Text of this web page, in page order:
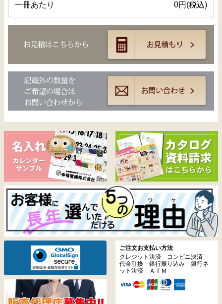
一冊あたり 0円(税込)
ご注文お支払い方法
クレジット決済 コンビニ決済
代金引換 銀行振り込み 銀行ネ
ット決済 ＡＴＭ